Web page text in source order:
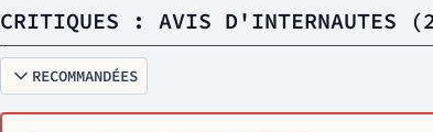
CRITIQUES : AVIS D'INTERNAUTES
RECOMMANDÉES